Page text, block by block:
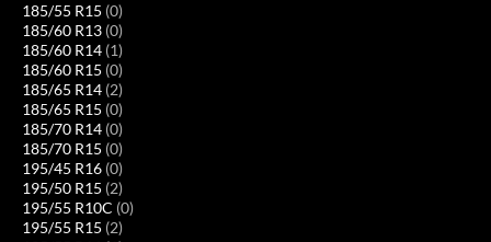
185/55 R15 (0)
185/60 R13 (0)
185/60 R14 (1)
185/60 R15 (0)
185/65 R14 (2)
185/65 R15 (0)
185/70 R14 (0)
185/70 R15 (0)
195/45 R16 (0)
195/50 R15 (2)
195/55 R10C (0)
195/55 R15 (2)